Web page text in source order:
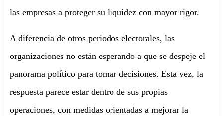
las empresas a proteger su liquidez con mayor rigor.
A diferencia de otros periodos electorales, las
organizaciones no están esperando a que se despeje el
panorama político para tomar decisiones. Esta vez, la
respuesta parece estar dentro de sus propias
operaciones, con medidas orientadas a mejorar la